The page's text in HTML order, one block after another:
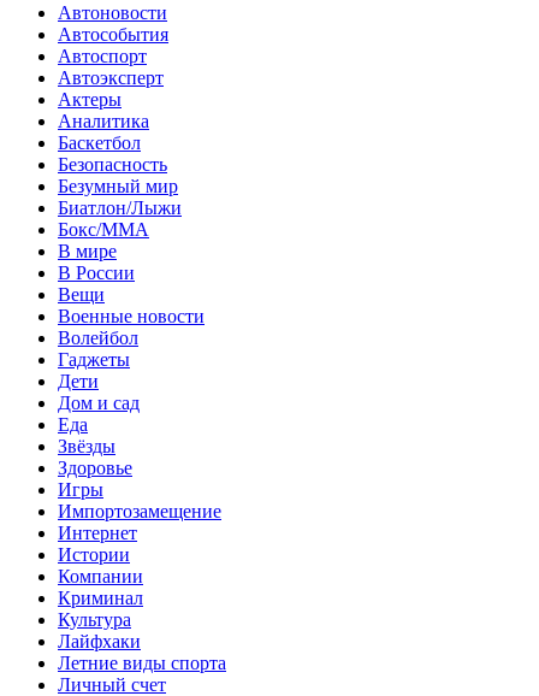
Автоновости
Автособытия
Автоспорт
Автоэксперт
Актеры
Аналитика
Баскетбол
Безопасность
Безумный мир
Биатлон/Лыжи
Бокс/MMA
В мире
В России
Вещи
Военные новости
Волейбол
Гаджеты
Дети
Дом и сад
Еда
Звёзды
Здоровье
Игры
Импортозамещение
Интернет
Истории
Компании
Криминал
Культура
Лайфхаки
Летние виды спорта
Личный счет